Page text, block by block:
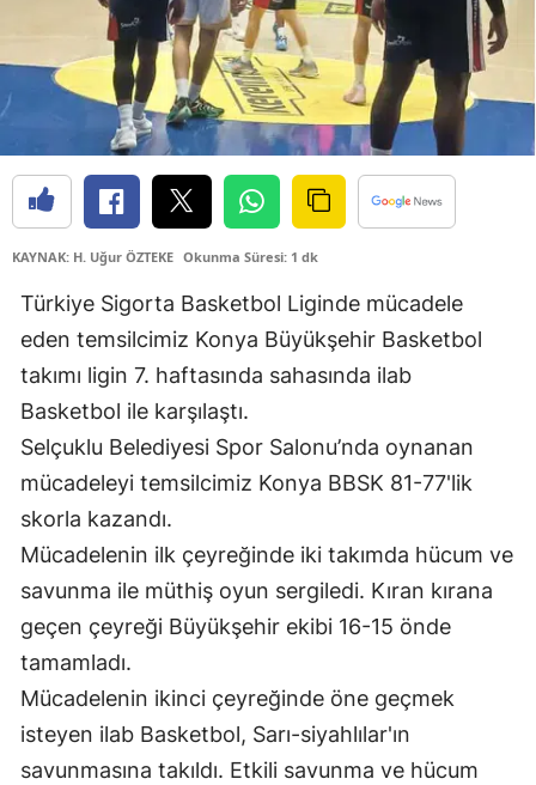
Çankırı
Çorum
Denizli
Diyarbakır
Edirne
Erzincan
Erzurum
Gaziantep
Gümüşhane
Hakkari
Isparta
Mersin
KAYNAK: H. Uğur ÖZTEKE Okunma Süresi: 1 dk
Türkiye Sigorta Basketbol Liginde mücadele
eden temsilcimiz Konya Büyükşehir Basketbol
takımı ligin 7. haftasında sahasında ilab
Basketbol ile karşılaştı.
Selçuklu Belediyesi Spor Salonu’nda oynanan
mücadeleyi temsilcimiz Konya BBSK 81-77'lik
skorla kazandı.
Mücadelenin ilk çeyreğinde iki takımda hücum ve
savunma ile müthiş oyun sergiledi. Kıran kırana
geçen çeyreği Büyükşehir ekibi 16-15 önde
tamamladı.
Mücadelenin ikinci çeyreğinde öne geçmek
isteyen ilab Basketbol, Sarı-siyahlılar'ın
savunmasına takıldı. Etkili savunma ve hücum